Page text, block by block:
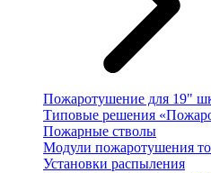
Пожаротушение для 19"
Типовые решения
Пожарные стволы
Модули пожаротушения
Установки распыления